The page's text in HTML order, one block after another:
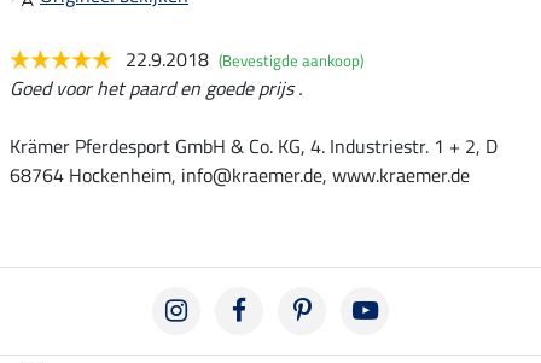
22.9.2018 (Bevestigde aankoop)
Goed voor het paard en goede prijs .
Krämer Pferdesport GmbH & Co. KG, 4. Industriestr. 1 + 2, D
68764 Hockenheim, info@kraemer.de, www.kraemer.de